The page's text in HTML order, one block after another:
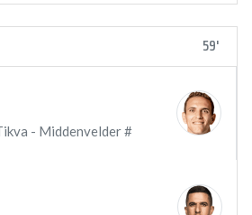
59'
- Middenvelder #